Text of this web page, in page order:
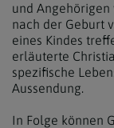
und Angehörigen
nach der Geburt
eines Kindes
erläuterte
spezifische
Aussendung.
In Folge können